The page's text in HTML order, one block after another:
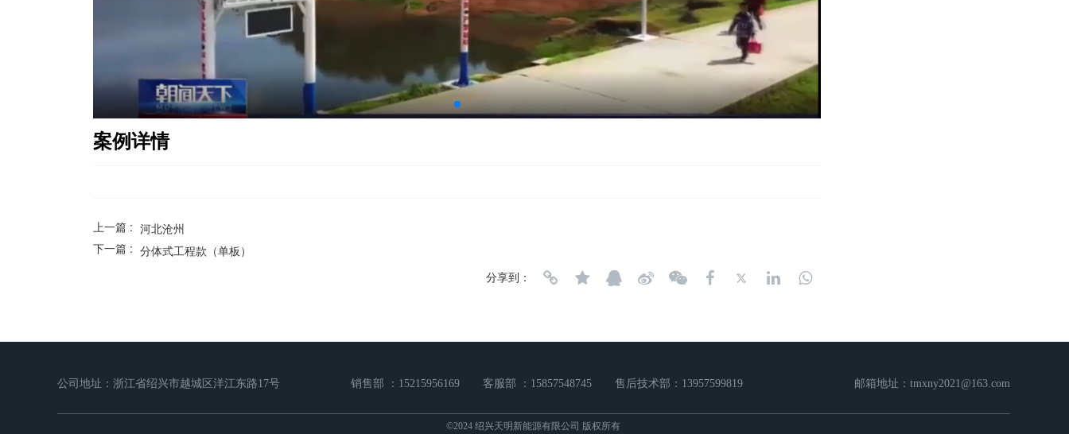
案例详情
上一篇 : 河北沧州
下一篇 : 分体式工程款（单板）
分享到：
公司地址：浙江省绍兴市越城区洋江东路17号 销售部 ：15215956169 客服部 ：15857548745 售后技术部：13957599819 邮箱地址：tmxny2021@163.com
©2024 绍兴天明新能源有限公司 版权所有